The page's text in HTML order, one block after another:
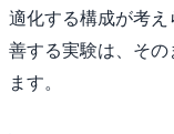
適化する構成が考え
善する実験は、その
ます。